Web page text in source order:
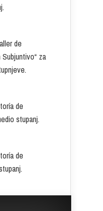
de
za
de
stupanj.
de